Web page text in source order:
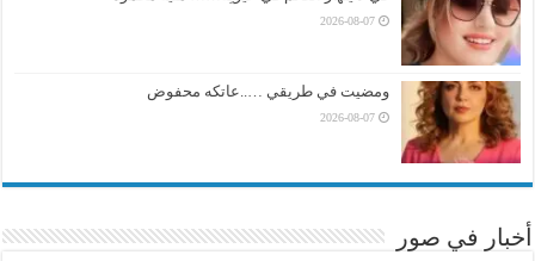
2026-08-07
ومضيت في طريقي …..عاتكه محفوض
2026-08-07
أخبار في صور